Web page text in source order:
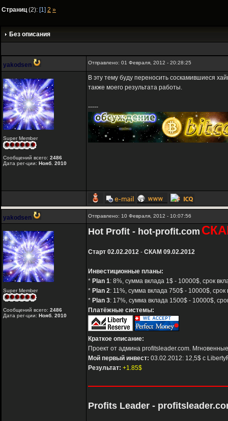
Страниц(2): [1] 2 »
Без описания
yakodsen Отправлено: 01 Февраля, 2012 - 20:28:25
Super Member
Сообщений всего: 2486
Дата рег-ции: Нояб. 2010
В эту тему буду переносить соскамившиеся
также моего результата работы.
-----
yakodsen Отправлено: 10 Февраля, 2012 - 10:07:56
Super Member
Сообщений всего: 2486
Дата рег-ции: Нояб. 2010
Hot Profit - hot-profit.com
Старт 02.02.2012 - СКАМ 09.02.2012
Инвестиционные планы:
* Plan 1: 8%, сумма вклада 1$ - 10000$, срок
* Plan 2: 11%, сумма вклада 750$ - 10000$,
* Plan 3: 17%, сумма вклада 1500$ - 10000$,
Платёжные системы:
Краткое описание:
Проект от админа profitsleader.com.
Мой первый инвест: 03.02.2012: 12,5$ с
Результат: +1.85$
Profits Leader -